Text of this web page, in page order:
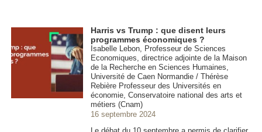
Harris vs Trump : que disent leurs
programmes économiques ?
Isabelle Lebon, Professeur de Sciences
Economiques, directrice adjointe de la Maison
de la Recherche en Sciences Humaines,
Université de Caen Normandie / Thérèse
Rebière Professeur des Universités en
économie, Conservatoire national des arts et
métiers (Cnam)
16 septembre 2024